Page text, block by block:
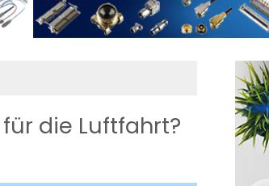
die Luftfahrt?